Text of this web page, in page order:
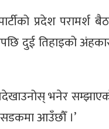
प्रदेश
दुई तिहाइको
भनेर
सडकमा आउँछौँ ।’